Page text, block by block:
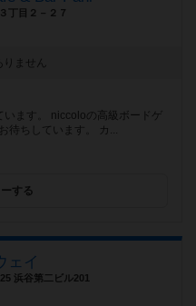
丁目２－２７
ません
ます。 niccoloの高級ボードゲ
待ちしています。 カ...
する
ェイ
浜谷第二ビル201